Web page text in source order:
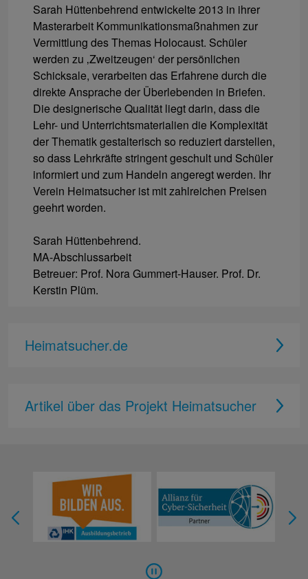
Sarah Hüttenbehrend entwickelte 2013 in ihrer
Masterarbeit Kommunikationsmaßnahmen zur
Vermittlung des Themas Holocaust. Schüler
werden zu ‚Zweitzeugen‘ der persönlichen
Schicksale, verarbeiten das Erfahrene durch die
direkte Ansprache der Überlebenden in Briefen.
Die designerische Qualität liegt darin, dass die
Lehr- und Unterrichtsmaterialien die Komplexität
der Thematik gestalterisch so reduziert darstellen,
so dass Lehrkräfte stringent geschult und Schüler
informiert und zum Handeln angeregt werden. Ihr
Verein Heimatsucher ist mit zahlreichen Preisen
geehrt worden.
Sarah Hüttenbehrend.
MA-Abschlussarbeit
Betreuer: Prof. Nora Gummert-Hauser. Prof. Dr.
Kerstin Plüm.
Heimatsucher.de
Artikel über das Projekt Heimatsucher